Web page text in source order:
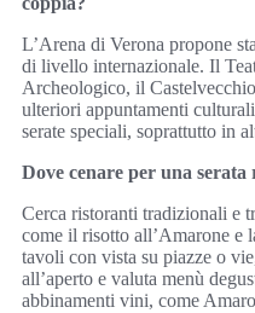
L’Arena di Verona propone
di livello internazionale. Il
Archeologico, il
ulteriori appuntamenti
serate speciali, soprattutto in
Dove cenare per una
Cerca ristoranti tradizionali e
come il risotto all’Amarone e
tavoli con vista su piazze o
all’aperto e valuta menù
abbinamenti vini, come